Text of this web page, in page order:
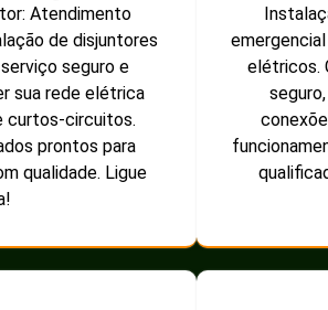
Atendimento
de disjuntores
seguro e
sua rede elétrica
curtos-circuitos.
prontos para
qualidade. Ligue
elétricos.